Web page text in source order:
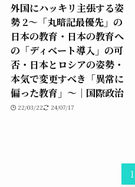
外国にハッキリ主張する姿
勢 2〜「丸暗記最優先」の
日本の教育・日本の教育へ
の「ディベート導入」の可
否・日本とロシアの姿勢・
本気で変更すべき「異常に
偏った教育」〜｜国際政治
22/03/22 24/07/17
1